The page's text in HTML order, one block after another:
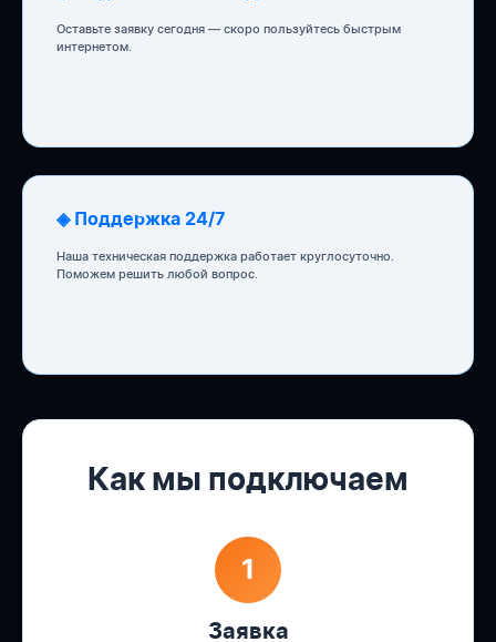
Оставьте заявку сегодня — скоро пользуйтесь быстрым
интернетом.
◈ Поддержка 24/7
Наша техническая поддержка работает круглосуточно.
Поможем решить любой вопрос.
Как мы подключаем
1
Заявка